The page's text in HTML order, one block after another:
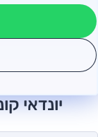
יונדאי קונה